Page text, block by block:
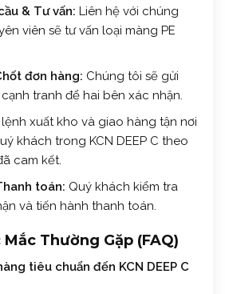
& Tư vấn: Liên hệ với chúng
viên sẽ tư vấn loại màng PE
đơn hàng: Chúng tôi sẽ gửi
tranh để hai bên xác nhận.
lệnh xuất kho và giao hàng tận nơi
khách trong KCN DEEP C theo
cam kết.
toán: Quý khách kiểm tra
và tiến hành thanh toán.
Thường Gặp (FAQ)
tiêu chuẩn đến KCN DEEP C